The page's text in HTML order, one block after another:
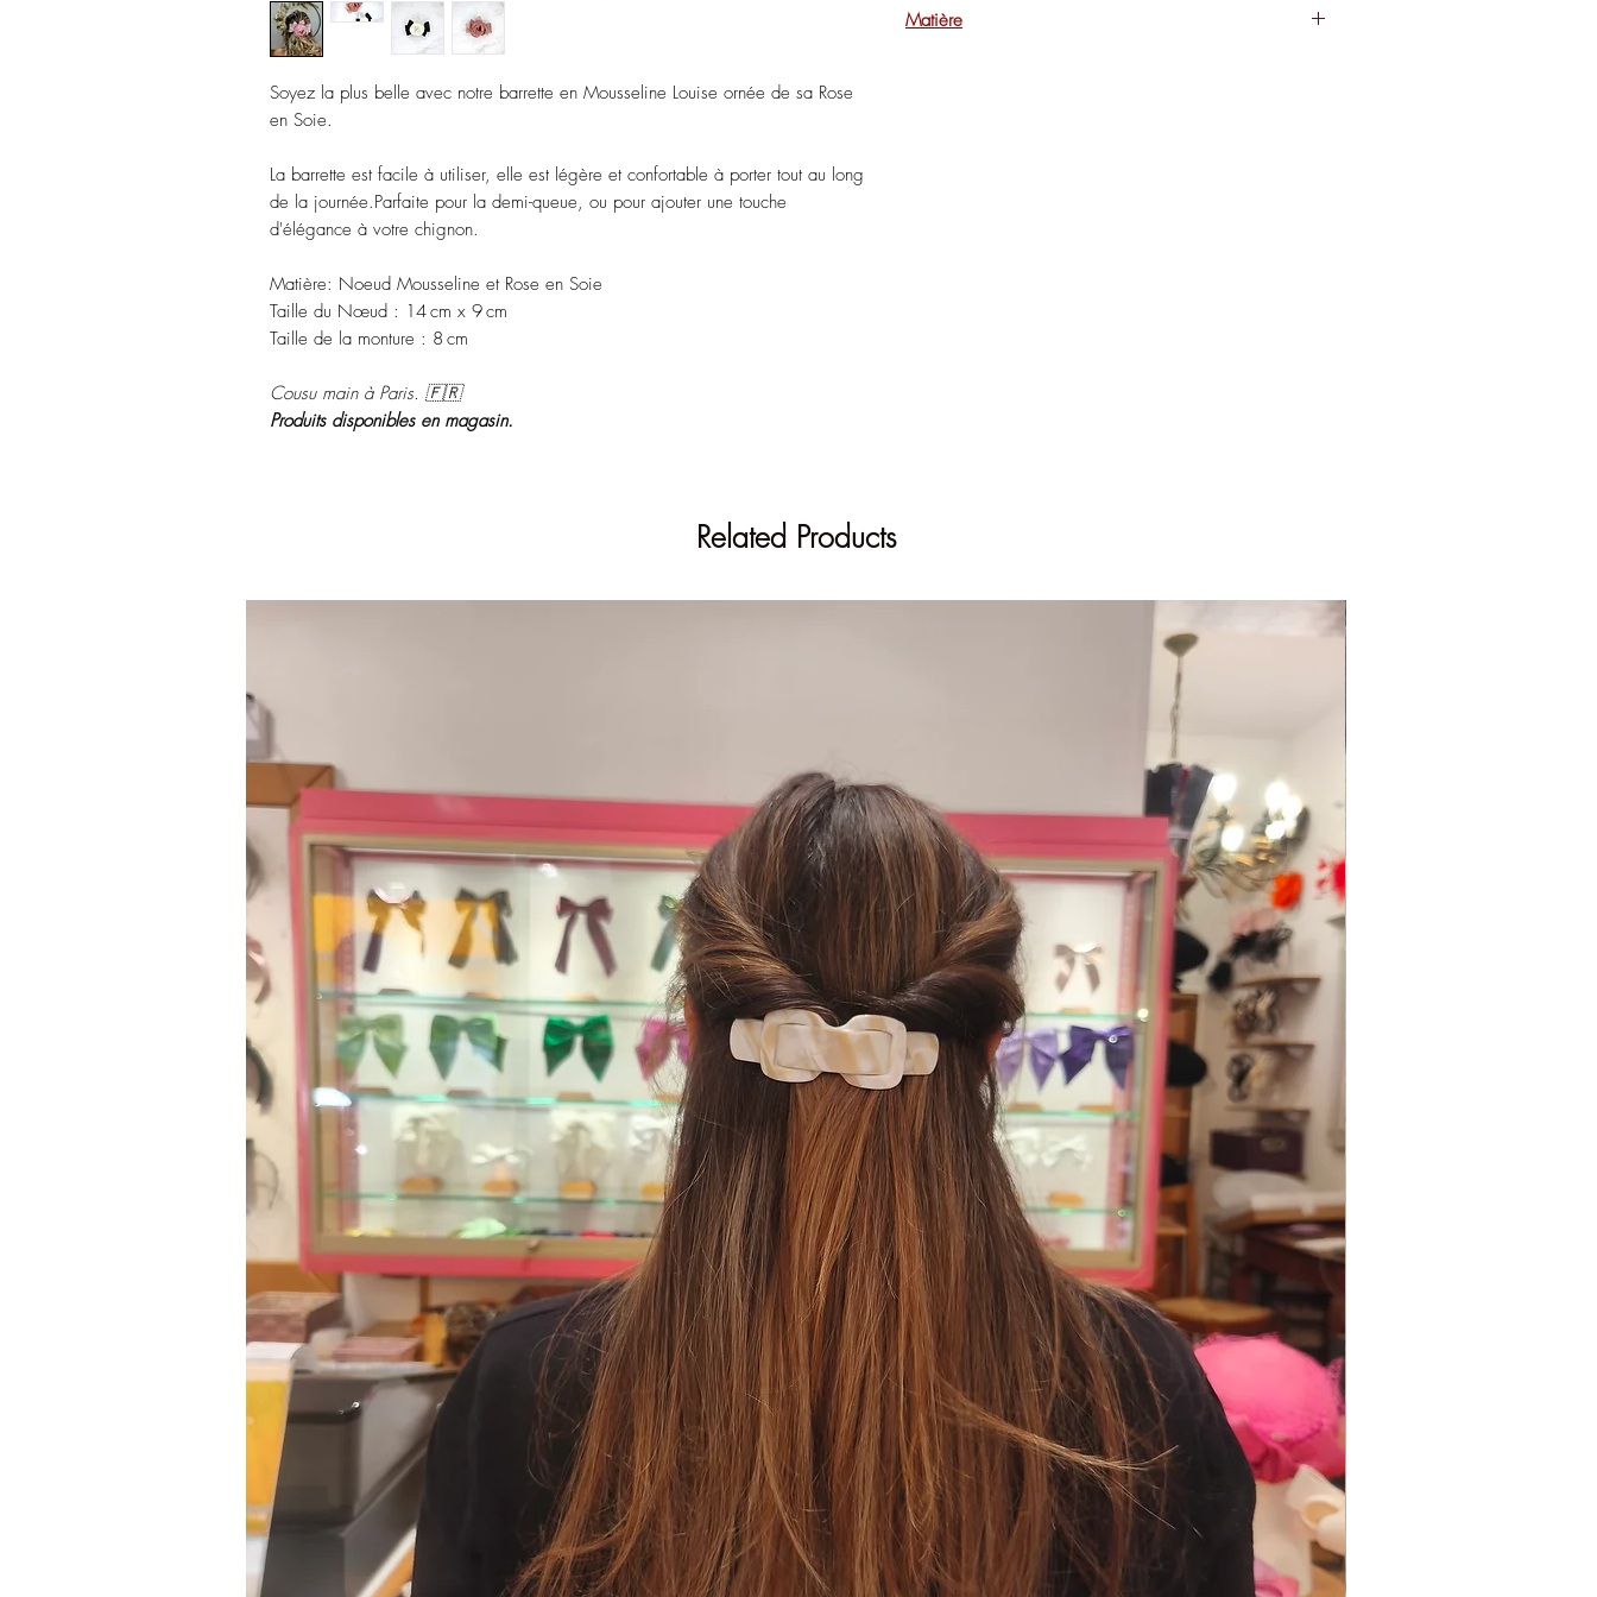
Soyez la plus belle avec notre barrette en Mousseline Louise ornée de sa Rose
en Soie.
La barrette est facile à utiliser, elle est légère et confortable à porter tout au long
de la journée.Parfaite pour la demi-queue, ou pour ajouter une touche
d'élégance à votre chignon.
Matière: Noeud Mousseline et Rose en Soie
Taille du Nœud : 14 cm x 9 cm
Taille de la monture : 8 cm
Cousu main à Paris. 🇫🇷
Produits disponibles en magasin.
Retrouvez cet article en magasin dans une multitude de
Matière
Related Products